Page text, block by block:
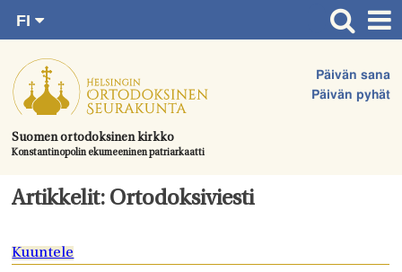
suoraan
sisältöön.
Suomen ortodoksinen kirkko
Konstantinopolin ekumeeninen patriarkaatti
Päivän sana
Päivän pyhät
FI
SV
EN
UA
Etusivu
Ajankohtaista
Juhlat & toimitukset
Kirkot
Tule mukaan
Artikkelit: Ortodoksiviesti
Kuuntele